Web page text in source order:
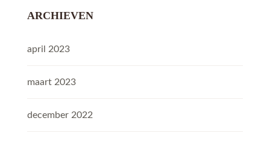
ARCHIEVEN
april 2023
maart 2023
december 2022